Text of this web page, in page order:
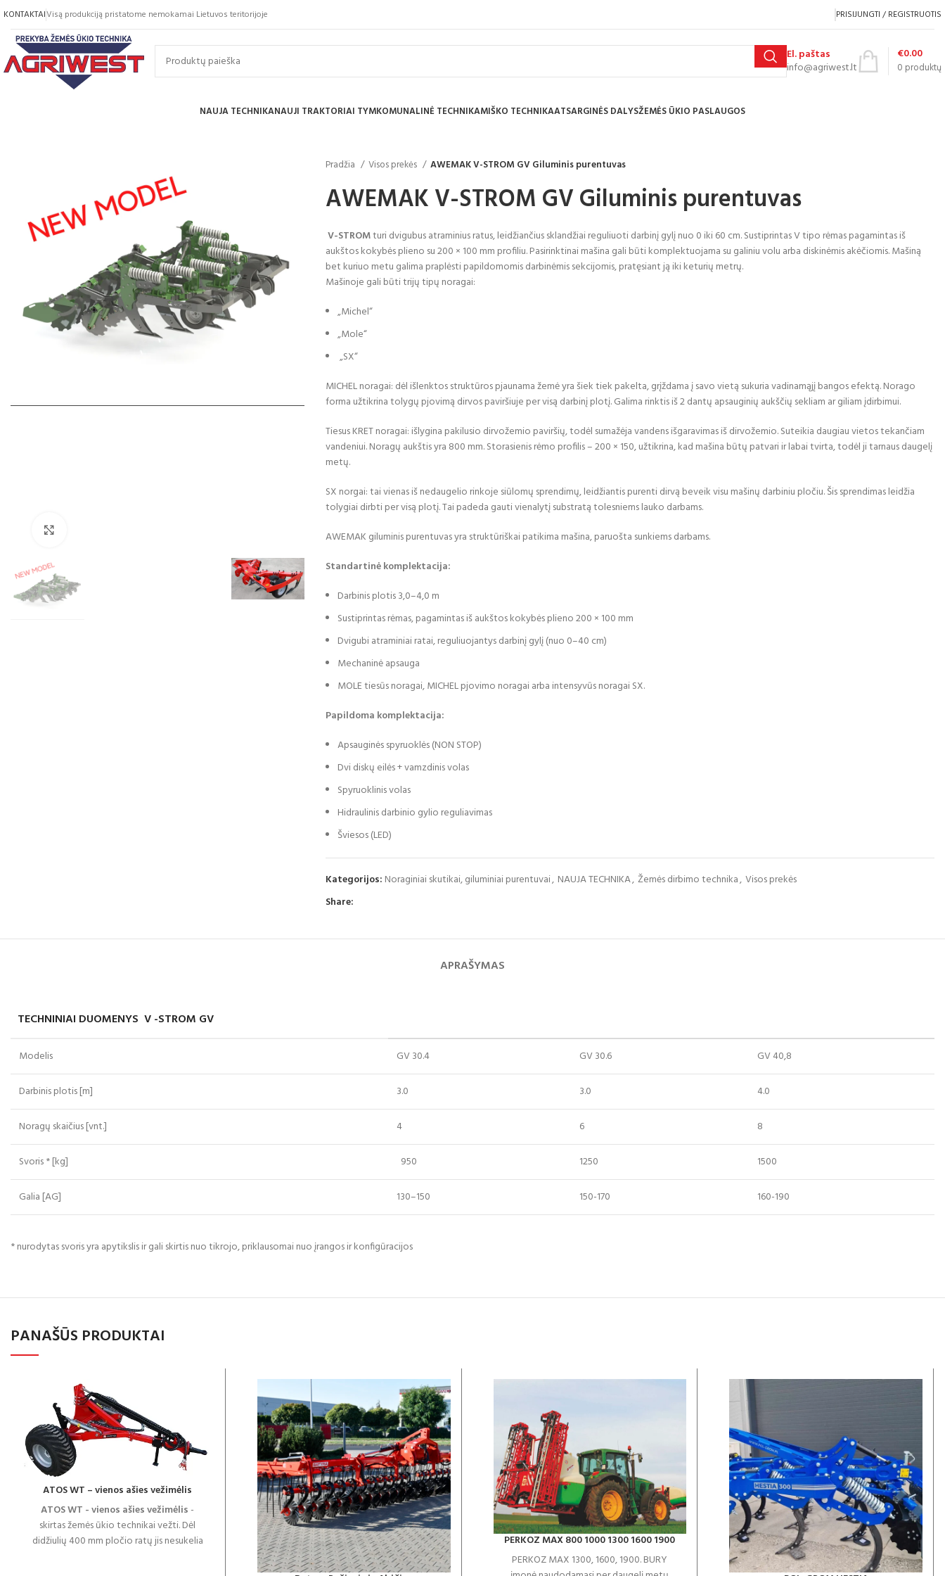
KONTAKTAIVisą produkciją pristatome nemokamai Lietuvos teritorijoje PRISIJUNGTI / REGISTRUOTIS
El. paštas
info@agriwest.lt
0 produktų
€0.00
NAUJA TECHNIKANAUJI TRAKTORIAI TYMKOMUNALINĖ TECHNIKAMIŠKO TECHNIKAATSARGINĖS DALYSŽEMĖS ŪKIO PASLAUGOS
Pradžia Visos prekės AWEMAK V-STROM GV Giluminis purentuvas
AWEMAK V-STROM GV Giluminis purentuvas
V-STROMturi dvigubus atraminius ratus, leidžiančius sklandžiai reguliuoti darbinį gylį nuo 0 iki 60 cm. Sustiprintas V tipo rėmas pagamintas iš
aukštos kokybės plieno su 200 × 100 mm profiliu. Pasirinktinai mašina gali būti komplektuojama su galiniu volu arba diskinėmis akėčiomis. Mašiną
bet kuriuo metu galima praplėsti papildomomis darbinėmis sekcijomis, pratęsiantją iki keturių metrų.
Mašinoje gali būti trijų tipų noragai:
„Michel“
„Mole“
„SX“
MICHEL noragai: dėl išlenktos struktūros pjaunama žemė yra šiek tiek pakelta, grįždama į savo vietą sukuria vadinamąjį bangos efektą. Norago
forma užtikrina tolygų pjovimą dirvos paviršiuje per visą darbinį plotį. Galima rinktis iš 2 dantų apsauginių aukščių sekliam ar giliam įdirbimui.
Tiesus KRET noragai: išlygina pakilusio dirvožemio paviršių, todėl sumažėja vandens išgaravimas iš dirvožemio. Suteikia daugiau vietos tekančiam
vandeniui. Noragų aukštis yra 800 mm. Storasienis rėmo profilis – 200 × 150, užtikrina, kad mašina būtų patvari ir labai tvirta, todėl ji tarnaus daugelį
metų.
SX norgai: tai vienas iš nedaugelio rinkoje siūlomų sprendimų, leidžiantis purenti dirvą beveik visu mašinų darbiniu pločiu. Šis sprendimas leidžia
tolygiai dirbti per visą plotį. Tai padeda gauti vienalytį substratą tolesniems lauko darbams.
AWEMAK giluminis purentuvas yra struktūriškai patikima mašina, paruošta sunkiems darbams.
Standartinė komplektacija:
Darbinis plotis 3,0–4,0 m
Sustiprintas rėmas, pagamintas iš aukštos kokybės plieno 200 × 100 mm
Dvigubi atraminiai ratai, reguliuojantys darbinį gylį (nuo 0–40 cm)
Mechaninė apsauga
MOLE tiesūs noragai, MICHEL pjovimo noragai arba intensyvūs noragai SX.
Papildoma komplektacija:
Apsauginės spyruoklės (NON STOP)
Dvi diskų eilės + vamzdinis volas
Spyruoklinis volas
Hidraulinis darbinio gylio reguliavimas
Šviesos (LED)
Kategorijos: Noraginiai skutikai, giluminiai purentuvai, NAUJA TECHNIKA, Žemės dirbimo technika, Visos prekės
Share:
APRAŠYMAS
TECHNINIAI DUOMENYS V -STROM GV
Modelis GV 30.4 GV 30.6 GV 40,8
Darbinis plotis [m] 3.0 3.0 4.0
Noragų skaičius [vnt.] 4 6 8
Svoris * [kg] 950 1250 1500
Galia [AG] 130–150 150-170 160-190
* nurodytas svoris yra apytikslis ir gali skirtis nuo tikrojo, priklausomai nuo įrangos ir konfigūracijos
PANAŠŪS PRODUKTAI
ATOS WT – vienos ašies vežimėlis
ATOS WT - vienos ašies vežimėlis-
skirtas žemės ūkio technikai vežti. Dėl
didžiulių 400 mm pločio ratų jis nesukelia
PERKOZ MAX 800 1000 1300 1600 1900
PERKOZ MAX 1300, 1600, 1900. BURY